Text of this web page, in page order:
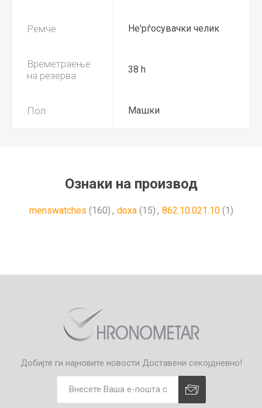
Ремче Не'рѓосувачки челик
Времетраење
на резерва
38 h
Пол Машки
Ознаки на производ
menswatches (160) , doxa (15) , 862.10.021.10 (1)
Добијте ги најновите новости Доставени секојдневно!